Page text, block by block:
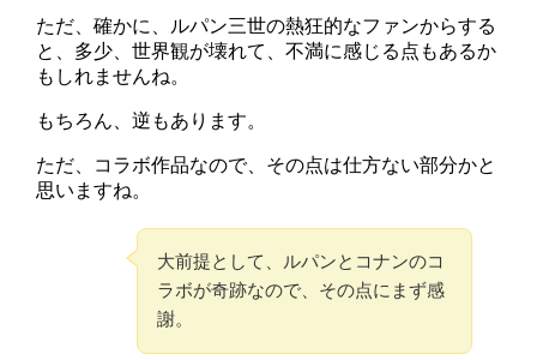
ただ、確かに、ルパン三世の熱狂的なファンからする
と、多少、世界観が壊れて、不満に感じる点もあるか
もしれませんね。
もちろん、逆もあります。
ただ、コラボ作品なので、その点は仕方ない部分かと
思いますね。
大前提として、ルパンとコナンのコ
ラボが奇跡なので、その点にまず感
謝。